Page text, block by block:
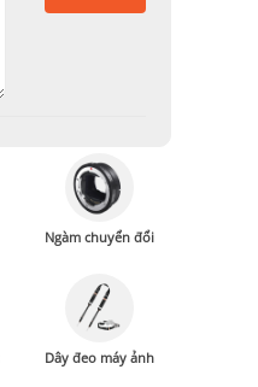
Ngàm chuyển đổi
Dây đeo máy ảnh